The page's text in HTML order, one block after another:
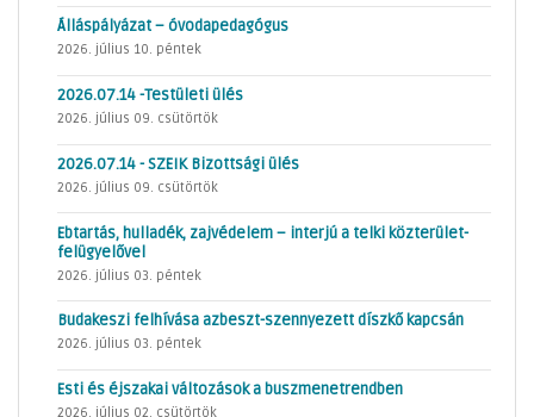
Álláspályázat – óvodapedagógus
2026. július 10. péntek
2026.07.14 -Testületi ülés
2026. július 09. csütörtök
2026.07.14 - SZEIK Bizottsági ülés
2026. július 09. csütörtök
Ebtartás, hulladék, zajvédelem – interjú a telki közterület-
felügyelővel
2026. július 03. péntek
Budakeszi felhívása azbeszt-szennyezett díszkő kapcsán
2026. július 03. péntek
Esti és éjszakai változások a buszmenetrendben
2026. július 02. csütörtök